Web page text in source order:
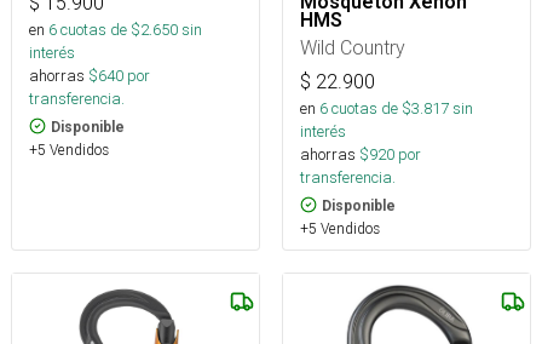
en 6cuotas de $2.650sin
interés
ahorras $640 por
transferencia.
Disponible
+5 Vendidos
HMS
Wild Country
$ 22.900
en 6cuotas de $3.817sin
interés
ahorras $920 por
transferencia.
Disponible
+5 Vendidos